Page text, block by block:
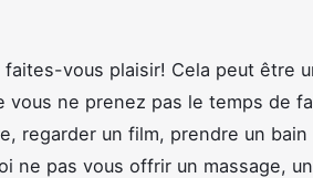
vous plaisir! Cela peut être
vous ne prenez pas le temps de
regarder un film, prendre un
ne pas vous offrir un massage,